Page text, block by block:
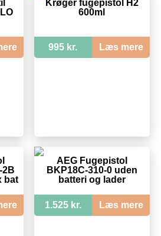
Krøger fugepistol H2
600ml
995 kr. Læs mere
2B
bat
AEG Fugepistol
BKP18C-310-0 uden
batteri og lader
1.525 kr. Læs mere